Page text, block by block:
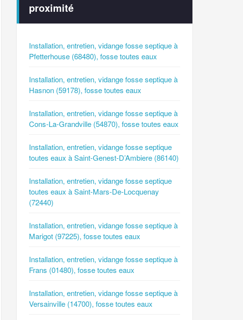
proximité
Installation, entretien, vidange fosse septique à
Pfetterhouse (68480), fosse toutes eaux
Installation, entretien, vidange fosse septique à
Hasnon (59178), fosse toutes eaux
Installation, entretien, vidange fosse septique à
Cons-La-Grandville (54870), fosse toutes eaux
Installation, entretien, vidange fosse septique
toutes eaux à Saint-Genest-D’Ambiere (86140)
Installation, entretien, vidange fosse septique
toutes eaux à Saint-Mars-De-Locquenay
(72440)
Installation, entretien, vidange fosse septique à
Marigot (97225), fosse toutes eaux
Installation, entretien, vidange fosse septique à
Frans (01480), fosse toutes eaux
Installation, entretien, vidange fosse septique à
Versainville (14700), fosse toutes eaux